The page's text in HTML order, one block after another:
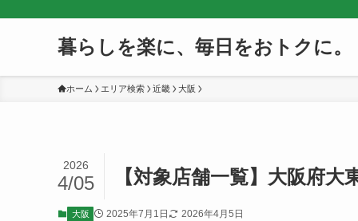
暮らしを楽に、毎日をおトクに。
ホーム エリア検索 近畿 大阪
【対象店舗一覧】大阪府
2026
4/05
大阪 2025年7月1日 2026年4月5日